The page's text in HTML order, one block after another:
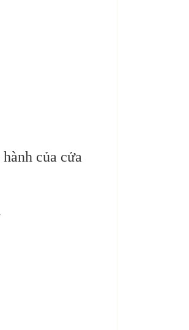
của cửa